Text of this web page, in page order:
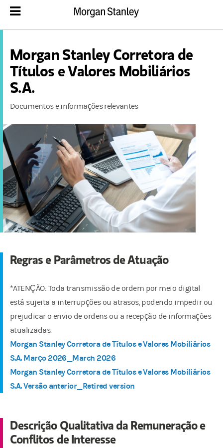
Morgan Stanley Corretora de
Títulos e Valores Mobiliários
S.A.
Documentos e informações relevantes
Regras e Parâmetros de Atuação
*ATENÇÃO: Toda transmissão de ordem por meio digital
está sujeita a interrupções ou atrasos, podendo impedir ou
prejudicar o envio de ordens ou a recepção de informações
atualizadas.
Morgan Stanley Corretora de Títulos e Valores Mobiliários
S.A. Março 2026_March 2026
Morgan Stanley Corretora de Títulos e Valores Mobiliários
S.A. Versão anterior_Retired version
Descrição Qualitativa da Remuneração e
Conflitos de Interesse